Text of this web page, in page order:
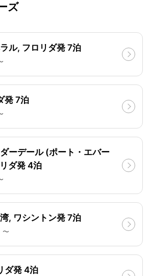
ズ
ル, フロリダ発 7泊
発 7泊
ーデール (ポート・エバー
ダ発 4泊
, ワシントン発 7泊
〜
ダ発 4泊